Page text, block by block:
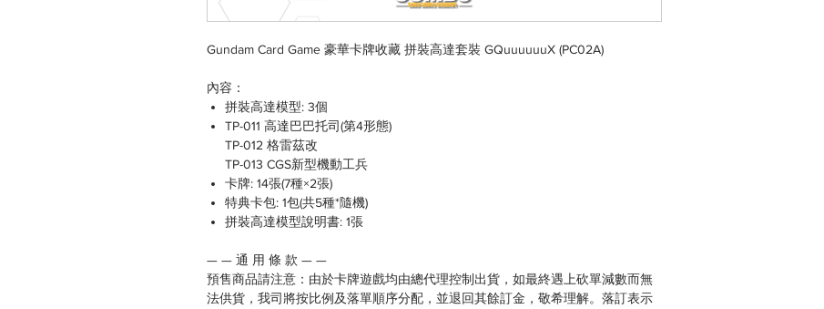
Gundam Card Game 豪華卡牌收藏 拼裝高達套裝 GQuuuuuuX (PC02A)
內容：
拼裝高達模型: 3個
TP-011 高達巴巴托司(第4形態)
TP-012 格雷茲改
TP-013 CGS新型機動工兵
卡牌: 14張(7種×2張)
特典卡包: 1包(共5種*隨機)
拼裝高達模型說明書: 1張
— — 通 用 條 款 — —
預售商品請注意：由於卡牌遊戲均由總代理控制出貨，如最終遇上砍單減數而無
法供貨，我司將按比例及落單順序分配，並退回其餘訂金，敬希理解。落訂表示